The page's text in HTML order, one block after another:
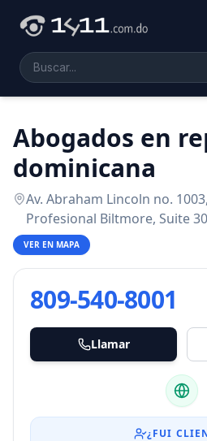
Abogados en
dominicana
Av. Abraham Lincoln no.
Profesional Biltmore, Suite
VER EN MAPA
809-540-8001
Llamar
¿FUI